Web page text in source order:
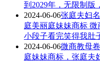
到2029年，无限制版
2024-06-06张庭夫妇
庭美丽庭妹妹商标
小段子看完笑得我肚
2024-06-06微商教母
庭妹妹商标，张庭夫